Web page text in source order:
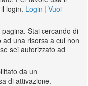
login. Login |Vuoi
Stai cercando di
una risorsa a cui non
sei autorizzato ad
da un
di attivazione.